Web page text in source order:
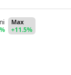
Max
+11.5%